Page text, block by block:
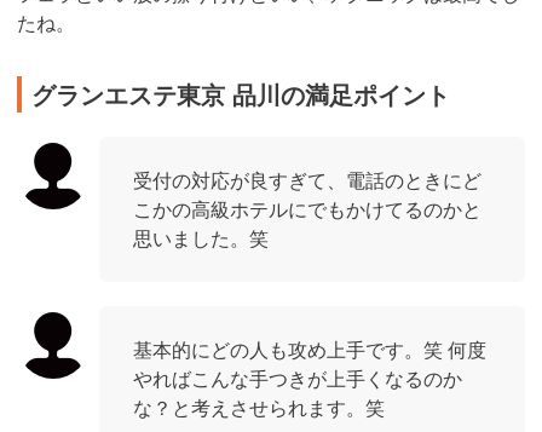
たね。
グランエステ東京 品川の満足ポイント
受付の対応が良すぎて、電話のときにど
こかの高級ホテルにでもかけてるのかと
思いました。笑
基本的にどの人も攻め上手です。笑 何度
やればこんな手つきが上手くなるのか
な？と考えさせられます。笑